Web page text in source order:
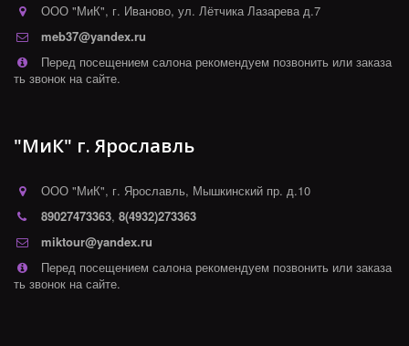
ООО "МиК", г. Иваново, ул. Лётчика Лазарева д.7
meb37@yandex.ru
Перед посещением салона рекомендуем позвонить или заказа
ть звонок на сайте.
"МиК" г. Ярославль
ООО "МиК", г. Ярославль, Мышкинский пр. д.10
89027473363, 8(4932)273363
miktour@yandex.ru
Перед посещением салона рекомендуем позвонить или заказа
ть звонок на сайте.